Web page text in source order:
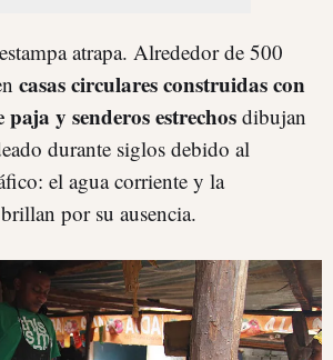
atrapa. Alrededor de 500
casas circulares construidas con
y senderos estrechos dibujan
durante siglos debido al
el agua corriente y la
por su ausencia.